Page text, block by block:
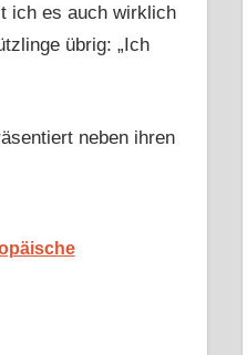
ich es auch wirklich
übrig: „Ich
neben ihren